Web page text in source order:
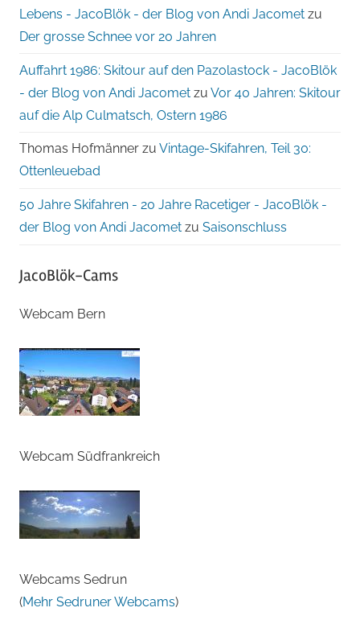
Lebens - JacoBlök - der Blog von Andi Jacomet zu
Der grosse Schnee vor 20 Jahren
Auffahrt 1986: Skitour auf den Pazolastock - JacoBlök
- der Blog von Andi Jacomet zu Vor 40 Jahren: Skitour
auf die Alp Culmatsch, Ostern 1986
Thomas Hofmänner zu Vintage-Skifahren, Teil 30:
Ottenleuebad
50 Jahre Skifahren - 20 Jahre Racetiger - JacoBlök -
der Blog von Andi Jacomet zu Saisonschluss
JacoBlök-Cams
Webcam Bern
Webcam Südfrankreich
Webcams Sedrun
(Mehr Sedruner Webcams)